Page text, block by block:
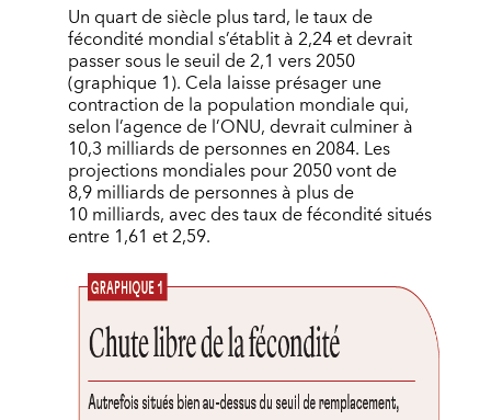
Un quart de siècle plus tard, le taux de
fécondité mondial s’établit à 2,24 et devrait
passer sous le seuil de 2,1 vers 2050
(graphique 1). Cela laisse présager une
contraction de la population mondiale qui,
selon l’agence de l’ONU, devrait culminer à
10,3 milliards de personnes en 2084. Les
projections mondiales pour 2050 vont de
8,9 milliards de personnes à plus de
10 milliards, avec des taux de fécondité situés
entre 1,61 et 2,59.